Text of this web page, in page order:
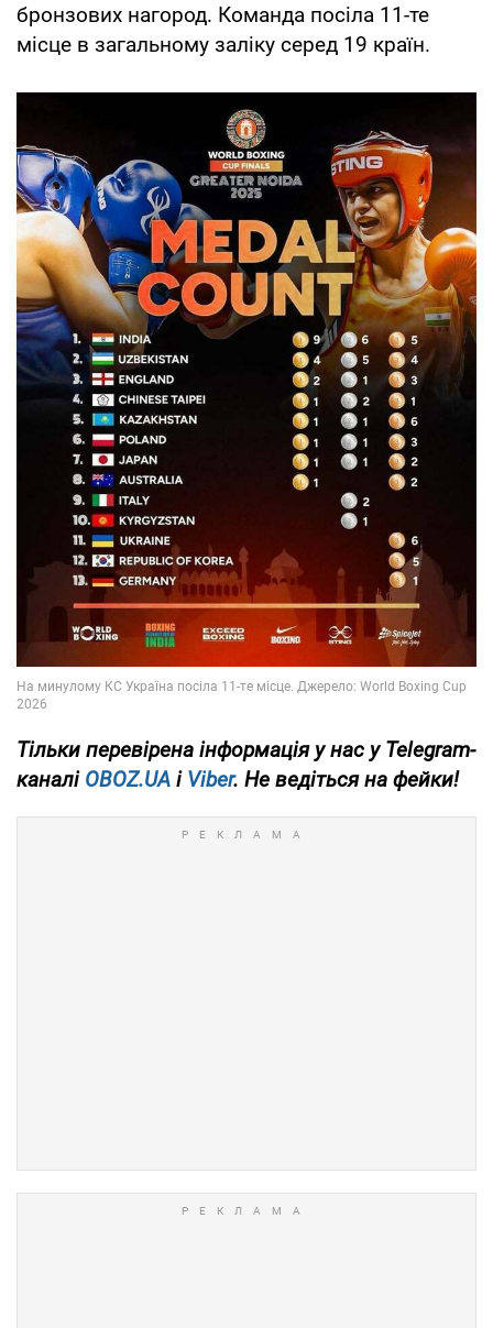
бронзових нагород. Команда посіла 11-те
місце в загальному заліку серед 19 країн.
Тільки перевірена інформація у нас у Telegram-
каналі OBOZ.UA і Viber. Не ведіться на фейки!